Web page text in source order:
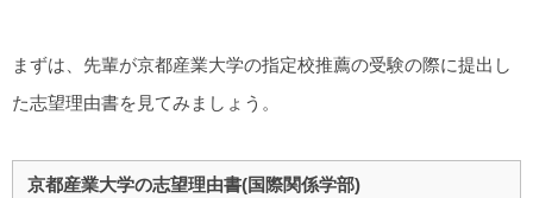
まずは、先輩が京都産業大学の指定校推薦の受験の際に提出し
た志望理由書を見てみましょう。
京都産業大学の志望理由書(国際関係学部)